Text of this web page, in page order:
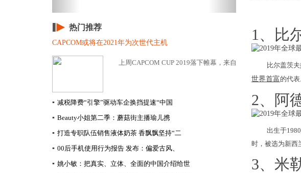
热门推荐
CAPCOM或将在2021年为次世代主机
上周CAPCOM CUP 2019落下帷幕，来自世界各地的《街头霸
▪ 减税降费“引擎”驱动车企换挡提速​“中国
▪ Beauty小姐第二季：蘑菇街主播瑜儿携
▪ 打造专职队伍销售液体奶茶 香飘飘坚持“二
▪ 00后手机使用行为报告 发布：偏爱古风、
▪ 姚小敏：把真实、立体、全面的中国介绍给世
1、比
比尔盖茨
世界首富的代表
2、阿
出生于
时，被选为新西
3、米